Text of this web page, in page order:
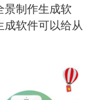
景制作生成软
成软件可以给从